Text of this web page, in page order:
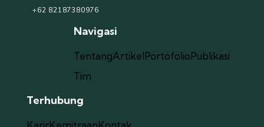
+62 82187380976
Navigasi
TentangArtikelPortofolioPublikasi
Tim
Terhubung